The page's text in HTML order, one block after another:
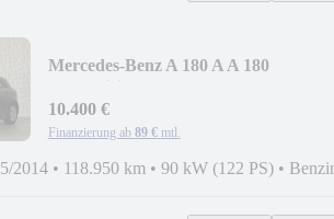
Mercedes-Benz A 180 A A 180
10.400 €
Finanzierung ab 89 € mtl.
2014 • 118.950 km • 90 kW (122 PS) •